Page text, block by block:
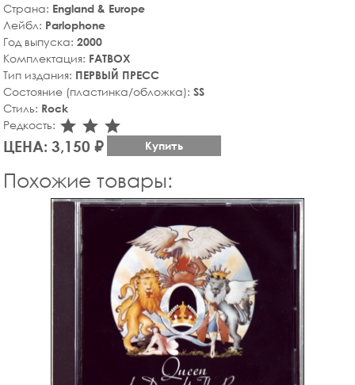
Страна: England & Europe
Лейбл: Parlophone
Год выпуска: 2000
Комплектация: FATBOX
Тип издания: ПЕРВЫЙ ПРЕСС
Состояние (пластинка/обложка): SS
Стиль: Rock
Редкость: star_rate
star_rate
star_rate
ЦЕНА: 3,150 ₽ Купить
Похожие товары: